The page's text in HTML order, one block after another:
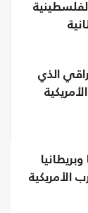
الذي
الأمريكية